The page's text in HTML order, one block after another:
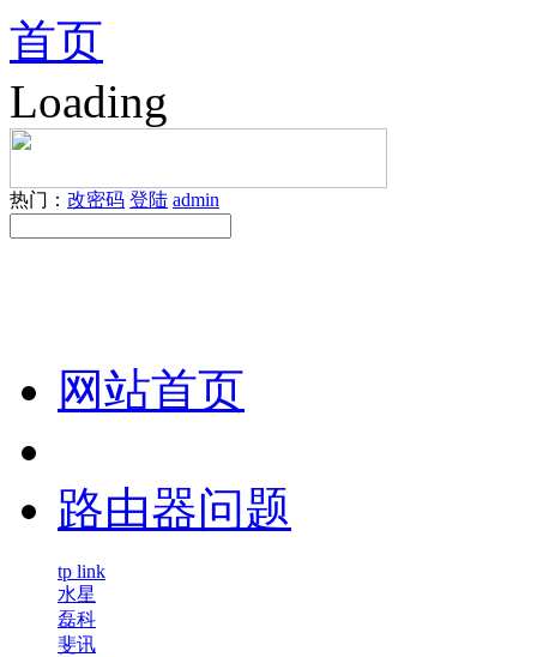
首页
Loading
热门： 改密码 登陆 admin
网站首页
路由器问题
tp link
水星
磊科
斐讯